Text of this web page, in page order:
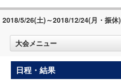
2018/5/26(土)～2018/12/24(月・振休)
大会メニュー
日程・結果